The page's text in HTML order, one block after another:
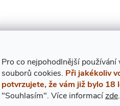
Pro co nejpohodlnější používání
souborů cookies. Při jakékoliv
potvrzujete, že vám již bylo 18
"Souhlasím". Více informacízde.